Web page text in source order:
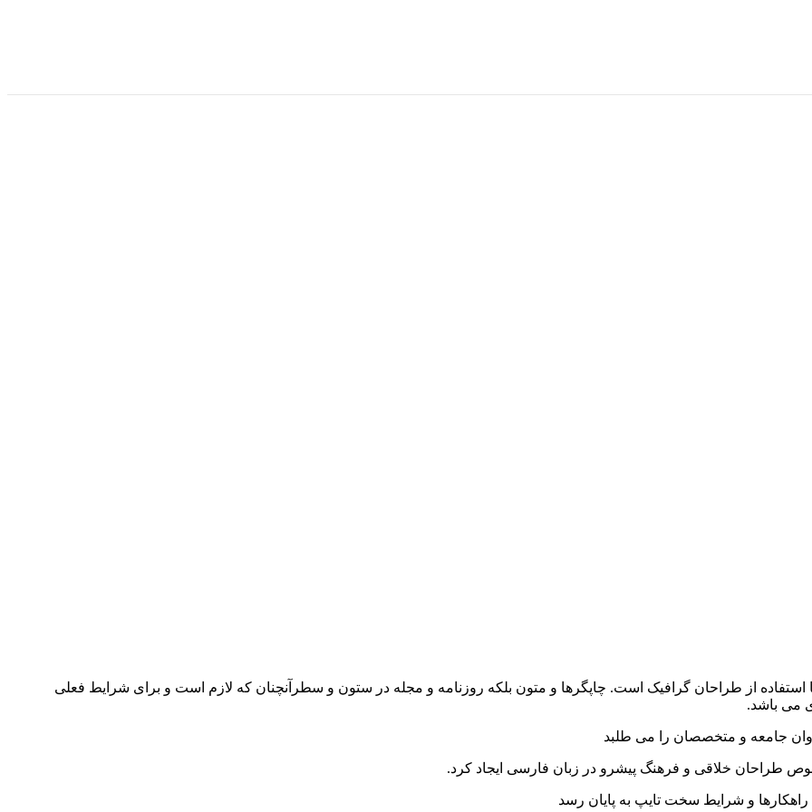
از طراحان گرافیک است. چاپگرها و متون بلکه روزنامه و مجله در ستون و سطرآنچنان که لازم است و برای شرایط فعلی
می باشد.
جامعه و متخصصان را می طلبد
طراحان خلاقی و فرهنگ پیشرو در زبان فارسی ایجاد کرد.
و شرایط سخت تایپ به پایان رسد